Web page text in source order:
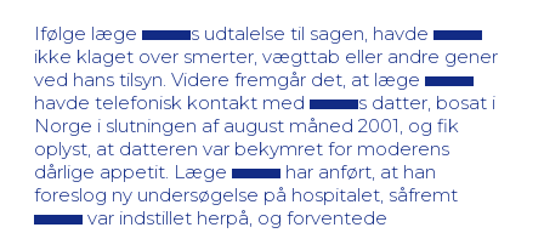
Ifølge læge
s udtalelse til sagen, havde
ikke klaget over smerter, vægttab eller andre gener
ved hans tilsyn. Videre fremgår det, at læge
havde telefonisk kontakt med
s datter, bosat i
Norge i slutningen af august måned 2001, og fik
oplyst, at datteren var bekymret for moderens
dårlige appetit. Læge
har anført, at han
foreslog ny undersøgelse på hospitalet, såfremt
var indstillet herpå, og forventede